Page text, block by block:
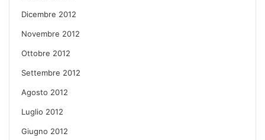
Dicembre 2012
Novembre 2012
Ottobre 2012
Settembre 2012
Agosto 2012
Luglio 2012
Giugno 2012